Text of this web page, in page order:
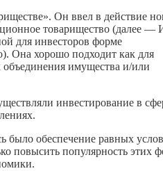
Он ввел в действие
товарищество (далее —
для инвесторов форме
Она хорошо подходит как для
имущества и/или
инвестирование в
было обеспечение равных
повысить популярность этих